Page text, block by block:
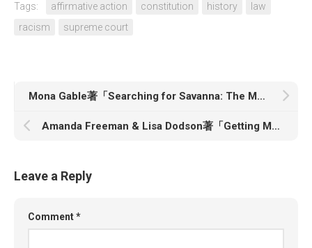
Tags: affirmative action constitution history
law
racism
supreme court
Mona Gable著「Searching for Savanna: The Murder of One Native American Woman and the Violence Against the Many」
Amanda Freeman & Lisa Dodson著「Getting Me Cheap: How Low-Wage Work Traps Women and Girls in Poverty」
Leave a Reply
Comment*